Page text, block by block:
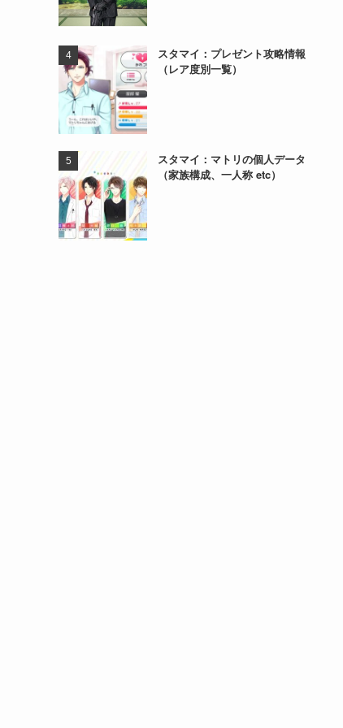
スタマイ：プレゼント攻略情報
（レア度別一覧）
スタマイ：マトリの個人データ
（家族構成、一人称 etc）